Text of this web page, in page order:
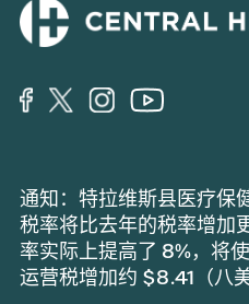
通知：特拉维斯县医疗保
税率将比去年的税率增加
率实际上提高了 8%，将
运营税增加约 $8.41（八